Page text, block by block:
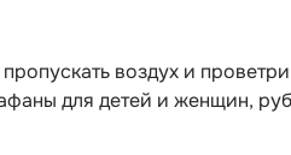
воздух и
для детей и женщин,